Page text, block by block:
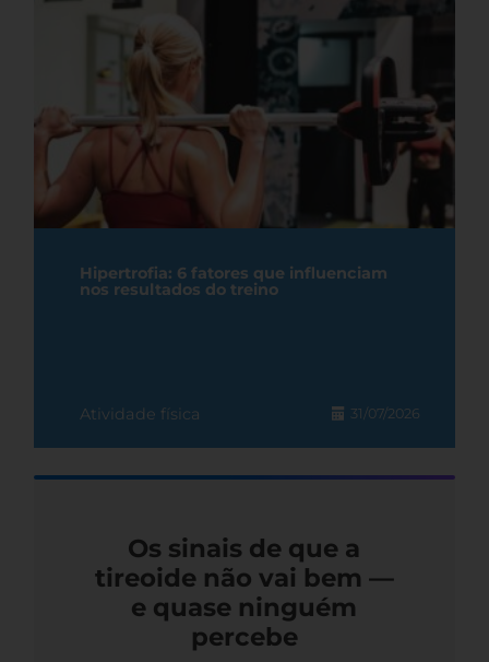
Hipertrofia: 6 fatores que influenciam
nos resultados do treino
Atividade física 31/07/2026
Os sinais de que a
tireoide não vai bem —
e quase ninguém
percebe